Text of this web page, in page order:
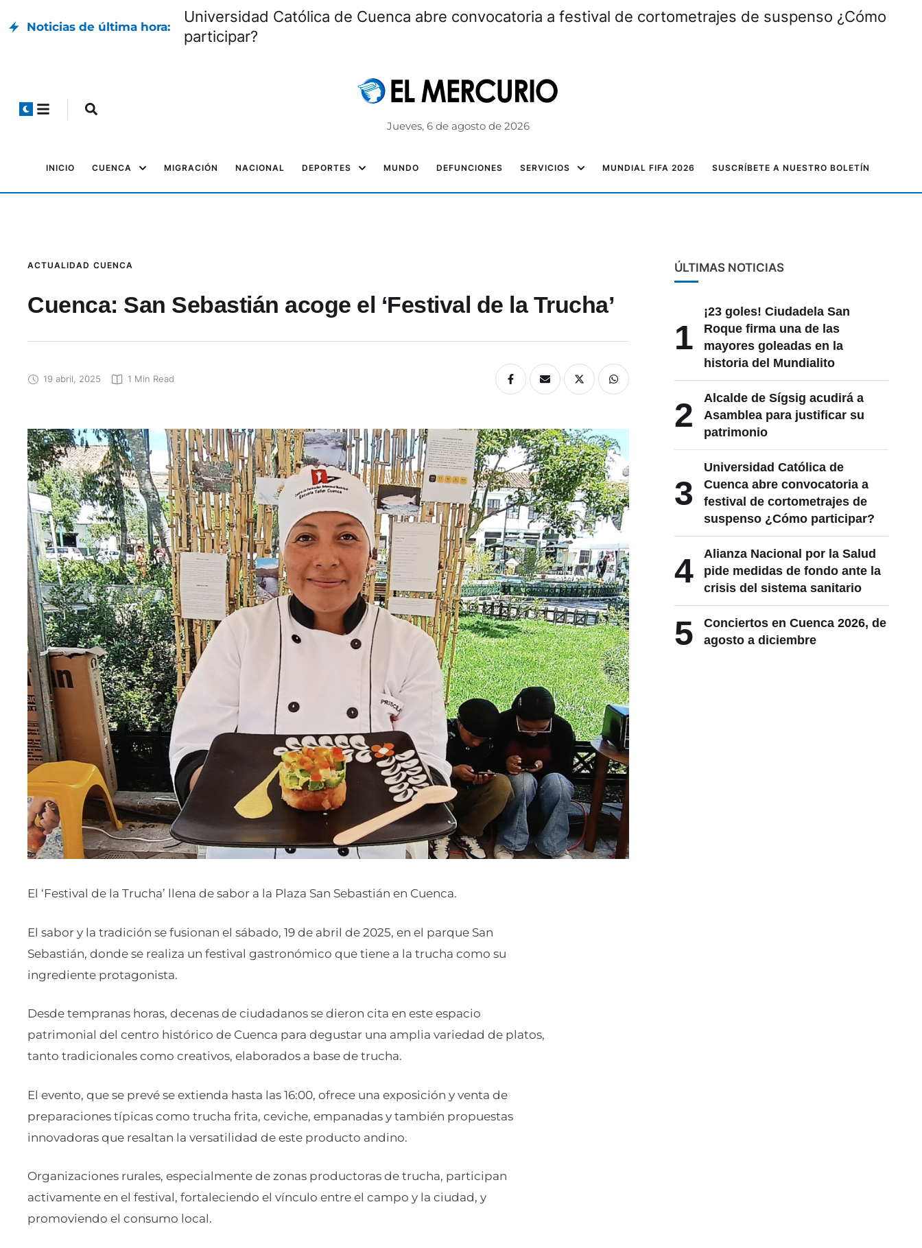
Noticias de última hora:
Universidad Católica de Cuenca abre convocatoria a festival de cortometrajes de suspenso ¿Cómo
participar?
Jueves, 6 de agosto de 2026
INICIO CUENCA MIGRACIÓN NACIONAL DEPORTES MUNDO DEFUNCIONES SERVICIOS MUNDIAL FIFA 2026 SUSCRÍBETE A NUESTRO BOLETÍN
ACTUALIDAD CUENCA
Cuenca: San Sebastián acoge el ‘Festival de la Trucha’
19 abril, 2025 1 Min Read
El ‘Festival de la Trucha’ llena de sabor a la Plaza San Sebastián en Cuenca.
El sabor y la tradición se fusionan el sábado, 19 de abril de 2025, en el parque San
Sebastián, donde se realiza un festival gastronómico que tiene a la trucha como su
ingrediente protagonista.
Desde tempranas horas, decenas de ciudadanos se dieron cita en este espacio
patrimonial del centro histórico de Cuenca para degustar una amplia variedad de platos,
tanto tradicionales como creativos, elaborados a base de trucha.
El evento, que se prevé se extienda hasta las 16:00, ofrece una exposición y venta de
preparaciones típicas como trucha frita, ceviche, empanadas y también propuestas
innovadoras que resaltan la versatilidad de este producto andino.
Organizaciones rurales, especialmente de zonas productoras de trucha, participan
activamente en el festival, fortaleciendo el vínculo entre el campo y la ciudad, y
promoviendo el consumo local.
ÚLTIMAS NOTICIAS
1
¡23 goles! Ciudadela San
Roque firma una de las
mayores goleadas en la
historia del Mundialito
2
Alcalde de Sígsig acudirá a
Asamblea para justificar su
patrimonio
3
Universidad Católica de
Cuenca abre convocatoria a
festival de cortometrajes de
suspenso ¿Cómo participar?
4
Alianza Nacional por la Salud
pide medidas de fondo ante la
crisis del sistema sanitario
5
Conciertos en Cuenca 2026, de
agosto a diciembre